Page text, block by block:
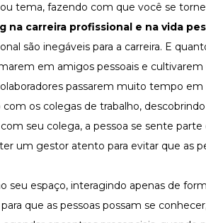
tema, fazendo com que você se
carreira profissional e na vida
são inegáveis para a carreira. E
em amigos pessoais e
passarem muito tempo em
os colegas de trabalho,
seu colega, a pessoa se sente
um gestor atento para evitar que as
seu espaço, interagindo apenas de
que as pessoas possam se